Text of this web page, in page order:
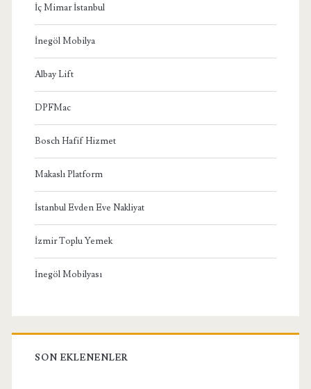
İç Mimar İstanbul
İnegöl Mobilya
Albay Lift
DPFMac
Bosch Hafif Hizmet
Makaslı Platform
İstanbul Evden Eve Nakliyat
İzmir Toplu Yemek
İnegöl Mobilyası
SON EKLENENLER